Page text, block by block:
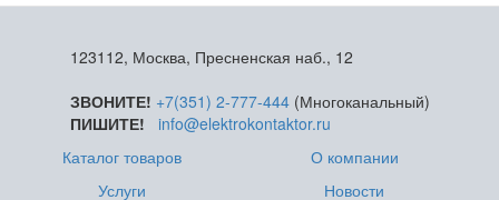
123112, Москва, Пресненская наб., 12
ЗВОНИТЕ! +7(351) 2-777-444(Многоканальный)
ПИШИТЕ!
info@elektrokontaktor.ru
Каталог товаров
Услуги
О компании
Новости